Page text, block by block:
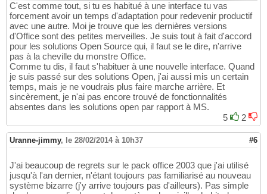
C'est comme tout, si tu es habitué à une interface tu vas
forcement avoir un temps d'adaptation pour redevenir productif
avec une autre. Moi je trouve que les dernières versions
d'Office sont des petites merveilles. Je suis tout à fait d'accord
pour les solutions Open Source qui, il faut se le dire, n'arrive
pas à la cheville du monstre Office.
Comme tu dis, il faut s'habituer à une nouvelle interface. Quand
je suis passé sur des solutions Open, j'ai aussi mis un certain
temps, mais je ne voudrais plus faire marche arrière. Et
sincèrement, je n'ai pas encore trouvé de fonctionnalités
absentes dans les solutions open par rapport à MS.
5
2
Uranne-jimmy, le 28/02/2014 à 10h37 #6
J'ai beaucoup de regrets sur le pack office 2003 que j'ai utilisé
jusqu'à l'an dernier, n'étant toujours pas familiarisé au nouveau
système bizarre (j'y arrive toujours pas d'ailleurs). Pas simple